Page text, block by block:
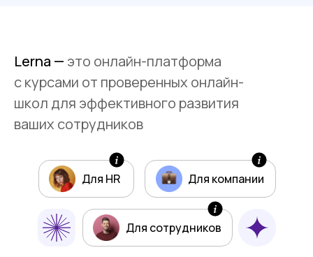
Lerna — это онлайн-платформа
с курсами от проверенных онлайн-
школ для эффективного развития
ваших сотрудников
Для HR Для компании
Для сотрудников